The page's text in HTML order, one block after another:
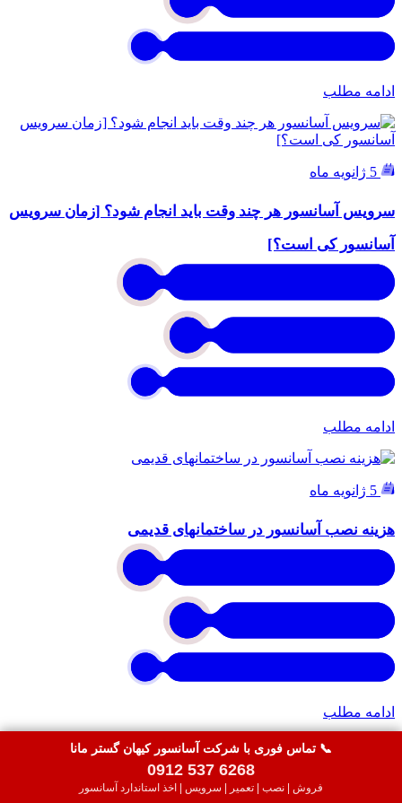
ادامه مطلب
سرویس آسانسور هر چند وقت باید انجام شود؟ [زمان سرویس
آسانسور کی است؟]
ادامه مطلب
هزینه نصب آسانسور در ساختمانهای قدیمی
ادامه مطلب
📞 تماس فوری با شرکت آسانسور کیهان گستر مانا
0912 537 6268
فروش | نصب | تعمیر | سرویس | اخذ استاندارد آسانسور